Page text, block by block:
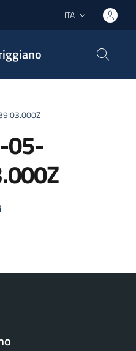
Lingua attiva:
ITA
05-